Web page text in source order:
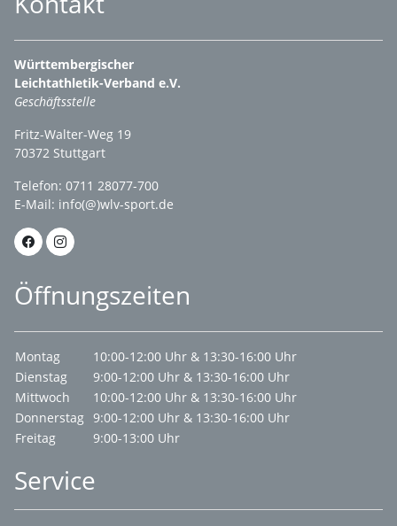
Württembergischer
Leichtathletik-Verband e.V.
Geschäftsstelle
Fritz-Walter-Weg 19
70372 Stuttgart
Telefon: 0711 28077-700
E-Mail: info(@)wlv-sport.de
Öffnungszeiten
Montag
10:00-12:00 Uhr & 13:30-16:00 Uhr
Dienstag
9:00-12:00 Uhr & 13:30-16:00 Uhr
Mittwoch
10:00-12:00 Uhr & 13:30-16:00 Uhr
Donnerstag 9:00-12:00 Uhr & 13:30-16:00 Uhr
Freitag
9:00-13:00 Uhr
Service